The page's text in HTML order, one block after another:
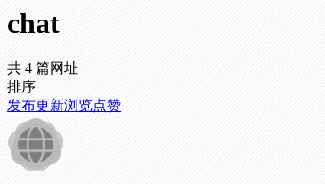
chat
共 4 篇网址
排序
发布更新浏览点赞